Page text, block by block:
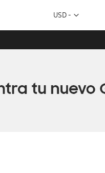
Moneda
USD -